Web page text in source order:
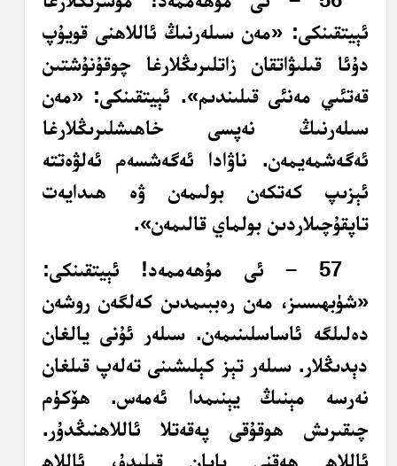
ئېيتقىنكى: «مەن سىلەرنىڭ ئاللاھنى قويۇپ
دۇئا قىلىۋاتقان زاتلىرىڭلارغا چوقۇنۇشتىن
قەتئىي مەنئى قىلىندىم». ئېيتقىنكى: «مەن
سىلەرنىڭ نەپسى خاھىشلىرىڭلارغا
ئەگەشمەيمەن. ناۋادا ئەگەشسەم ئەلۋەتتە
ئېزىپ كەتكەن بولىمەن ۋە ھىدايەت
تاپقۇچىلاردىن بولماي قالىمەن».
57 – ئى مۇھەممەد! ئېيتقىنكى:
«شۈبھىسىز، مەن رەببىمدىن كەلگەن روشەن
دەلىلگە ئاساسلىنىمەن. سىلەر ئۇنى يالغان
دېدىڭلار. سىلەر تېز كېلىشىنى تەلەپ قىلغان
نەرسە مېنىڭ يېنىمدا ئەمەس. ھۆكۈم
چىقىرىش ھوقۇقى پەقەتلا ئاللاھنىڭدۇر.
ئاللاھ ھەقنى بايان قىلىدۇ، ئاللاھ